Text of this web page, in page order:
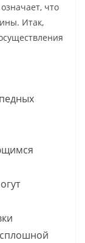
что
Итак,